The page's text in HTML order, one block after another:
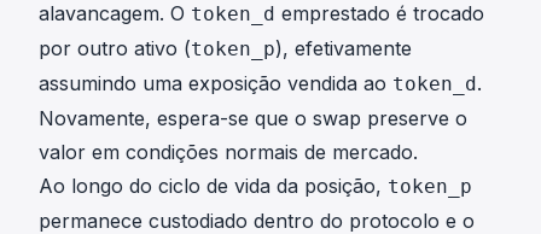
alavancagem. O token_d emprestado é trocado
por outro ativo (token_p), efetivamente
assumindo uma exposição vendida ao token_d.
Novamente, espera-se que o swap preserve o
valor em condições normais de mercado.
Ao longo do ciclo de vida da posição, token_p
permanece custodiado dentro do protocolo e o